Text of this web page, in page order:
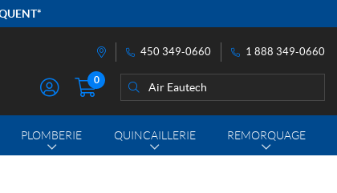
Itinéraire 450 349-0660 1 888 349-0660
M
O
N
C
0 Rechercher :
Rechercher
PLOMBERIE QUINCAILLERIE REMORQUAGE